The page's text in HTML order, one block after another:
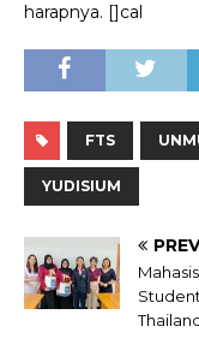
harapnya. []cal
FTS
YUDISIUM